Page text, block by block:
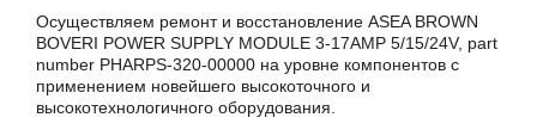
Осуществляем ремонт и восстановление ASEA BROWN
BOVERI POWER SUPPLY MODULE 3-17AMP 5/15/24V, part
number PHARPS-320-00000 на уровне компонентов с
применением новейшего высокоточного и
высокотехнологичного оборудования.